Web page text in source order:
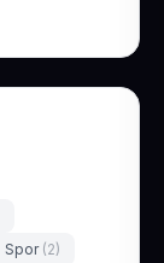
Spor (2)